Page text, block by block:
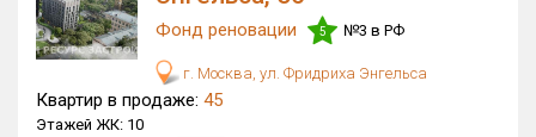
Оценка ЕРЗ ЖК
от до
Фонд реновации 5 №3 в РФ
г. Москва, ул. Фридриха Энгельса
Квартир в продаже: 45
Этажей ЖК: 10